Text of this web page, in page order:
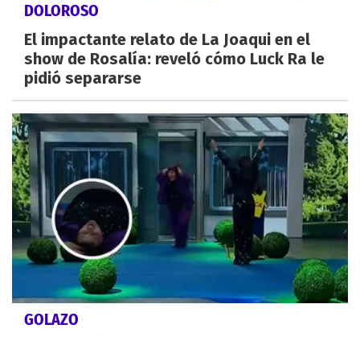
DOLOROSO
El impactante relato de La Joaqui en el
show de Rosalía: reveló cómo Luck Ra le
pidió separarse
GOLAZO